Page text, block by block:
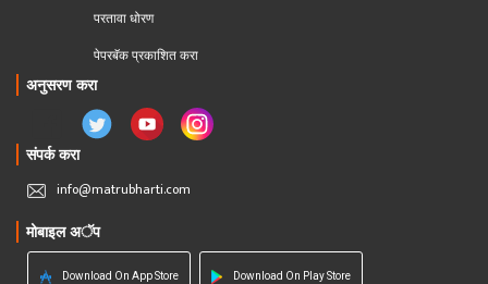
परतावा धोरण
पेपरबॅक प्रकाशित करा
अनुसरण करा
संपर्क करा
info@matrubharti.com
मोबाइल अॅप
Download On App Store Download On Play Store